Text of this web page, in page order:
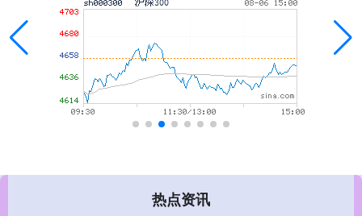
热点资讯